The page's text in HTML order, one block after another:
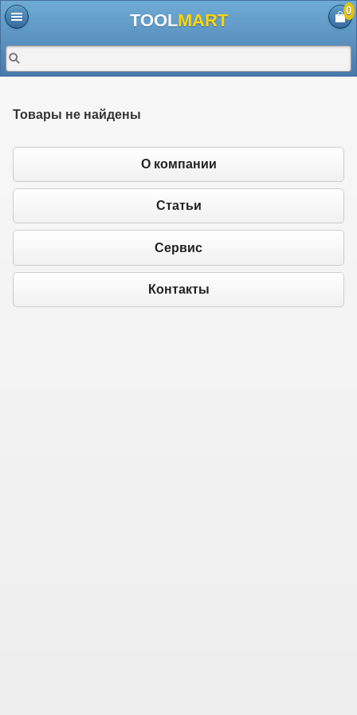
TOOLMART 0
Товары не найдены
О компании
Статьи
Сервис
Контакты